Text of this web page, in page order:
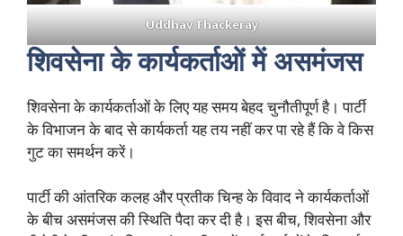
Uddhav Thackeray
शिवसेना के कार्यकर्ताओं में असमंजस
शिवसेना के कार्यकर्ताओं के लिए यह समय बेहद चुनौतीपूर्ण है। पार्टी
के विभाजन के बाद से कार्यकर्ता यह तय नहीं कर पा रहे हैं कि वे किस
गुट का समर्थन करें।
पार्टी की आंतरिक कलह और प्रतीक चिन्ह के विवाद ने कार्यकर्ताओं
के बीच असमंजस की स्थिति पैदा कर दी है। इस बीच, शिवसेना और